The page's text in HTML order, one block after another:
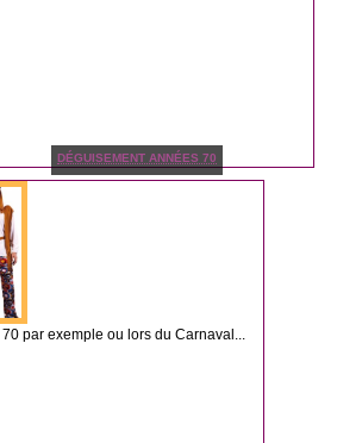
DÉGUISEMENT ANNÉES 70
par exemple ou lors du Carnaval...